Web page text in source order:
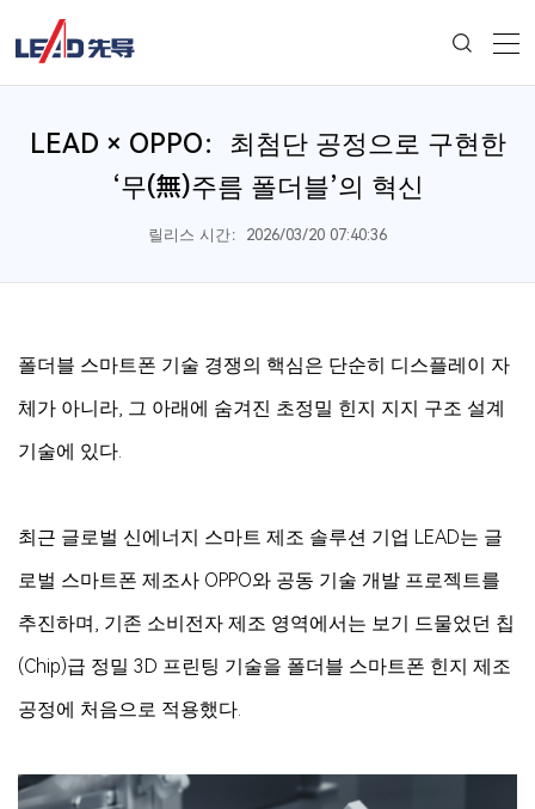
LEAD × OPPO：최첨단 공정으로 구현한
‘무(無)주름 폴더블’의 혁신
릴리스 시간：2026/03/20 07:40:36
폴더블 스마트폰 기술 경쟁의 핵심은 단순히 디스플레이 자
체가 아니라, 그 아래에 숨겨진 초정밀 힌지 지지 구조 설계
기술에 있다.
최근 글로벌 신에너지 스마트 제조 솔루션 기업 LEAD는 글
로벌 스마트폰 제조사 OPPO와 공동 기술 개발 프로젝트를
추진하며, 기존 소비전자 제조 영역에서는 보기 드물었던 칩
(Chip)급 정밀 3D 프린팅 기술을 폴더블 스마트폰 힌지 제조
공정에 처음으로 적용했다.